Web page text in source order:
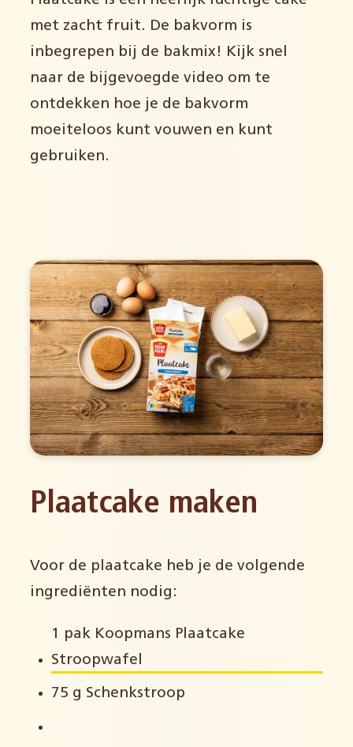
met zacht fruit. De bakvorm is
inbegrepen bij de bakmix! Kijk snel
naar de bijgevoegde video om te
ontdekken hoe je de bakvorm
moeiteloos kunt vouwen en kunt
gebruiken.
Plaatcake maken
Voor de plaatcake heb je de volgende
ingrediënten nodig:
1 pak Koopmans Plaatcake
Stroopwafel
75 g Schenkstroop